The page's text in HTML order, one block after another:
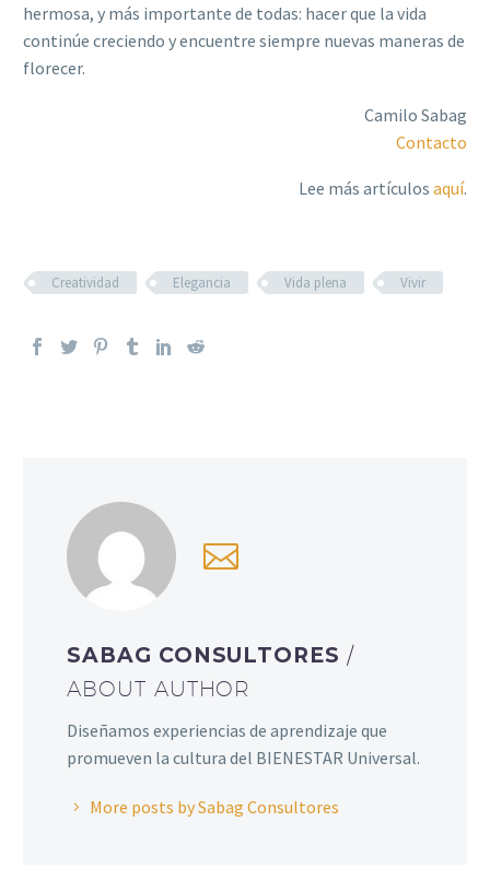
hermosa, y más importante de todas: hacer que la vida
continúe creciendo y encuentre siempre nuevas maneras de
florecer.
Camilo Sabag
Contacto
Lee más artículos aquí.
Creatividad Elegancia Vida plena Vivir
SABAG CONSULTORES/
ABOUT AUTHOR
Diseñamos experiencias de aprendizaje que
promueven la cultura del BIENESTAR Universal.
More posts by Sabag Consultores